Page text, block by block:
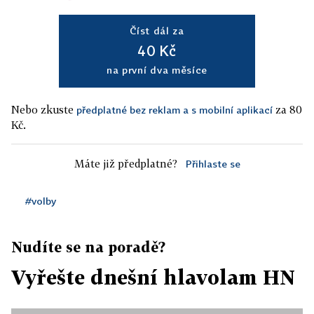
Číst dál za
40 Kč
na první dva měsíce
Nebo zkuste předplatné bez reklam a s mobilní aplikací za 80
Kč.
Máte již předplatné? Přihlaste se
#volby
Nudíte se na poradě?
Vyřešte dnešní hlavolam HN